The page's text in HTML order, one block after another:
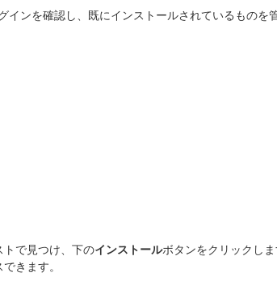
インを確認し、既にインストールされているものを
で見つけ、下のインストールボタンをクリックし
きます。